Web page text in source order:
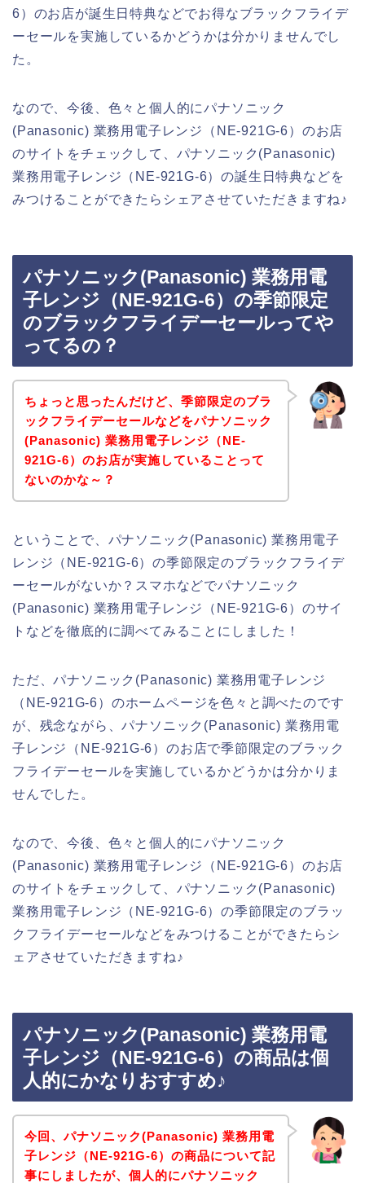
6）のお店が誕生日特典などでお得なブラックフライデ
ーセールを実施しているかどうかは分かりませんでし
た。
なので、今後、色々と個人的にパナソニック
(Panasonic) 業務用電子レンジ（NE-921G-6）のお店
のサイトをチェックして、パナソニック(Panasonic)
業務用電子レンジ（NE-921G-6）の誕生日特典などを
みつけることができたらシェアさせていただきますね♪
パナソニック(Panasonic) 業務用電
子レンジ（NE-921G-6）の季節限定
のブラックフライデーセールってや
ってるの？
ちょっと思ったんだけど、季節限定のブラ
ックフライデーセールなどをパナソニック
(Panasonic) 業務用電子レンジ（NE-
921G-6）のお店が実施していることって
ないのかな～？
ということで、パナソニック(Panasonic) 業務用電子
レンジ（NE-921G-6）の季節限定のブラックフライデ
ーセールがないか？スマホなどでパナソニック
(Panasonic) 業務用電子レンジ（NE-921G-6）のサイ
トなどを徹底的に調べてみることにしました！
ただ、パナソニック(Panasonic) 業務用電子レンジ
（NE-921G-6）のホームページを色々と調べたのです
が、残念ながら、パナソニック(Panasonic) 業務用電
子レンジ（NE-921G-6）のお店で季節限定のブラック
フライデーセールを実施しているかどうかは分かりま
せんでした。
なので、今後、色々と個人的にパナソニック
(Panasonic) 業務用電子レンジ（NE-921G-6）のお店
のサイトをチェックして、パナソニック(Panasonic)
業務用電子レンジ（NE-921G-6）の季節限定のブラッ
クフライデーセールなどをみつけることができたらシ
ェアさせていただきますね♪
パナソニック(Panasonic) 業務用電
子レンジ（NE-921G-6）の商品は個
人的にかなりおすすめ♪
今回、パナソニック(Panasonic) 業務用電
子レンジ（NE-921G-6）の商品について記
事にしましたが、個人的にパナソニック